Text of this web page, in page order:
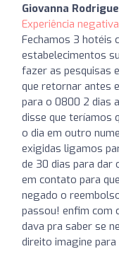
Giovanna
Experiência
Fechamos 3 hotéis
estabelecimentos
fazer as pesquisas
que retornar antes
para o 0800 2 dias
disse que teríamos
o dia em outro
exigidas ligamos
de 30 dias para dar
em contato para
negado o
passou! enfim com
dava pra saber se
direito imagine